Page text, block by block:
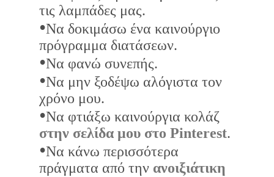
τις λαμπάδες μας.
•Να δοκιμάσω ένα καινούργιο
πρόγραμμα διατάσεων.
•Να φανώ συνεπής.
•Να μην ξοδέψω αλόγιστα τον
χρόνο μου.
•Να φτιάξω καινούργια κολάζ
στην σελίδα μου στο Pinterest.
•Να κάνω περισσότερα
πράγματα από την ανοιξιάτικη